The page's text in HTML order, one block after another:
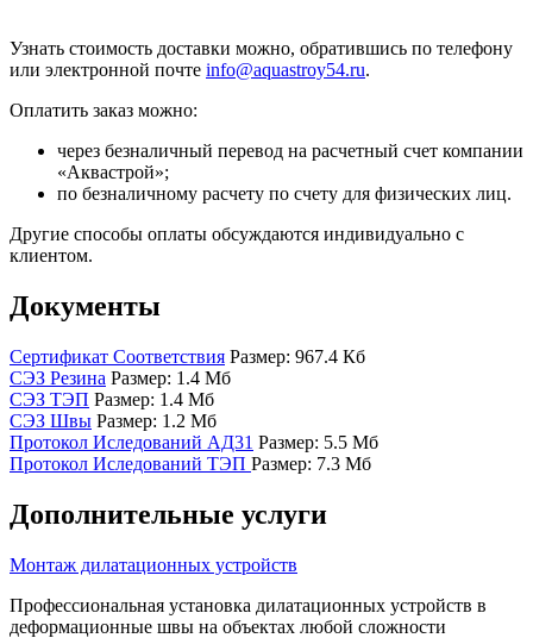
Узнать стоимость доставки можно, обратившись по телефону
или электронной почте info@aquastroy54.ru.
Оплатить заказ можно:
через безналичный перевод на расчетный счет компании
«Аквастрой»;
по безналичному расчету по счету для физических лиц.
Другие способы оплаты обсуждаются индивидуально с
клиентом.
Документы
Сертификат Соответствия Размер: 967.4 Кб
СЭЗ Резина Размер: 1.4 Мб
СЭЗ ТЭП Размер: 1.4 Мб
СЭЗ Швы Размер: 1.2 Мб
Протокол Иследований АД31 Размер: 5.5 Мб
Протокол Иследований ТЭП Размер: 7.3 Мб
Дополнительные услуги
Монтаж дилатационных устройств
Профессиональная установка дилатационных устройств в
деформационные швы на объектах любой сложности